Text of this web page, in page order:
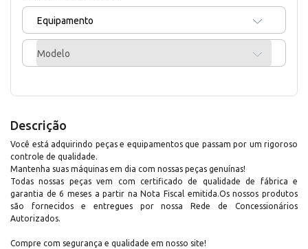
Equipamento
Modelo
Descrição
Você está adquirindo peças e equipamentos que passam por um rigoroso
controle de qualidade.
Mantenha suas máquinas em dia com nossas peças genuínas!
Todas nossas peças vem com certificado de qualidade de fábrica e
garantia de 6 meses a partir na Nota Fiscal emitida.Os nossos produtos
são fornecidos e entregues por nossa Rede de Concessionários
Autorizados.
Compre com segurança e qualidade em nosso site!